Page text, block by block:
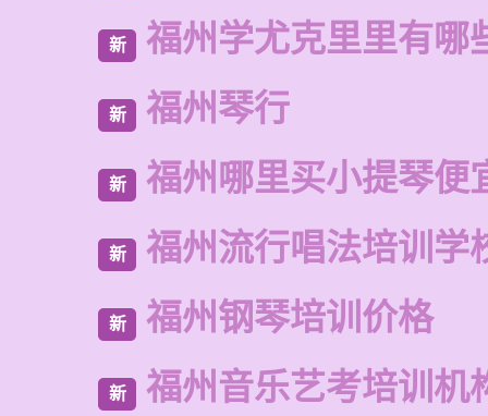
新 福州学尤克里里有哪
新 福州琴行
新 福州哪里买小提琴便
新 福州流行唱法培训学
新 福州钢琴培训价格
新 福州音乐艺考培训机